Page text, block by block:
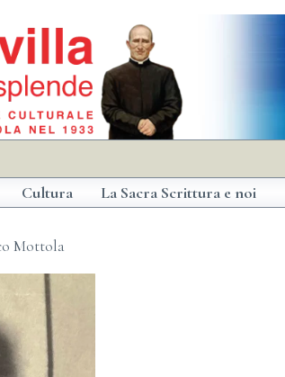
Cultura La Sacra Scrittura e noi
Mottola